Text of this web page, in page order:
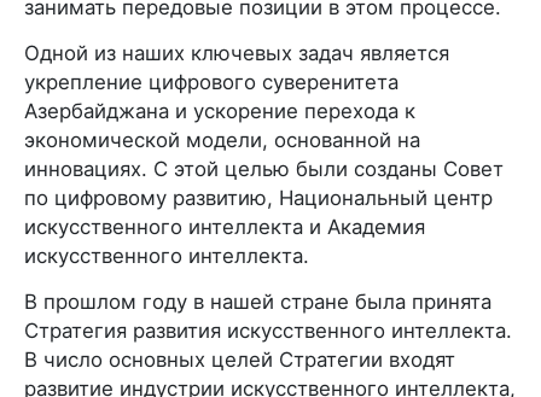
занимать передовые позиции в этом процессе.
Одной из наших ключевых задач является
укрепление цифрового суверенитета
Азербайджана и ускорение перехода к
экономической модели, основанной на
инновациях. С этой целью были созданы Совет
по цифровому развитию, Национальный центр
искусственного интеллекта и Академия
искусственного интеллекта.
В прошлом году в нашей стране была принята
Стратегия развития искусственного интеллекта.
В число основных целей Стратегии входят
развитие индустрии искусственного интеллекта,